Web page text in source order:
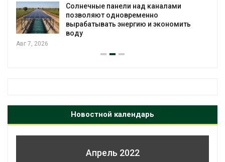
Солнечные панели над каналами
позволяют одновременно
вырабатывать энергию и экономить
воду
Авг 7, 2026
Новостной календарь
Апрель 2022